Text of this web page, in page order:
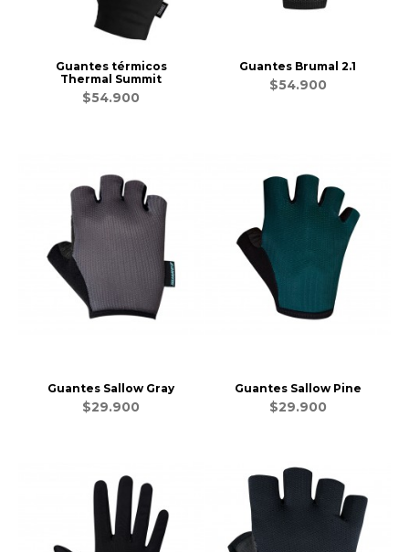
Guantes térmicos
Thermal Summit
$54.900
Guantes Brumal 2.1
$54.900
Guantes Sallow Gray
$29.900
Guantes Sallow Pine
$29.900